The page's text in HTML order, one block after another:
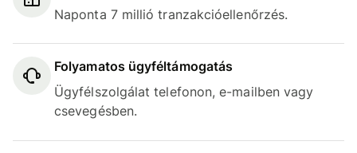
Naponta 7 millió tranzakcióellenőrzés.
Folyamatos ügyféltámogatás
Ügyfélszolgálat telefonon, e-mailben vagy
csevegésben.